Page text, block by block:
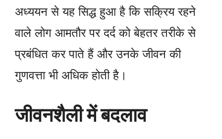
अध्ययन से यह सिद्ध हुआ है कि सक्रिय रहने
वाले लोग आमतौर पर दर्द को बेहतर तरीके से
प्रबंधित कर पाते हैं और उनके जीवन की
गुणवत्ता भी अधिक होती है।
जीवनशैली में बदलाव